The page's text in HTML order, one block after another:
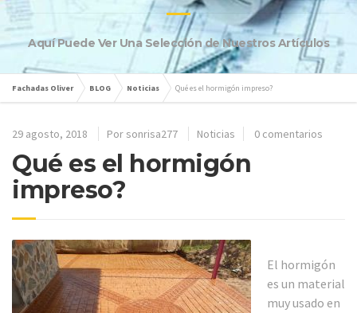
Aquí Puede Ver Una Selección de Nuestros Artículos
Fachadas Oliver BLOG Noticias Qué es el hormigón impreso?
29 agosto, 2018 Por sonrisa277 Noticias 0 comentarios
Qué es el hormigón
impreso?
El hormigón
es un material
muy usado en